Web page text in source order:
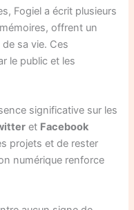
Fogiel a écrit plusieurs
offrent un
sa vie. Ces
le public et les
significative sur les
et Facebook
projets et de rester
numérique renforce